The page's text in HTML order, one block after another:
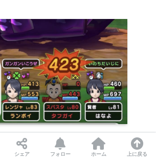
シェア フォロー ホーム 上に戻る